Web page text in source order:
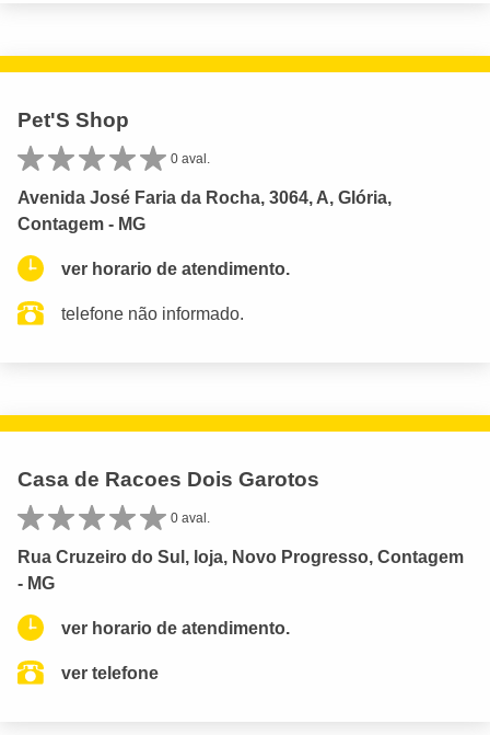
Pet'S Shop
0 aval.
Avenida José Faria da Rocha, 3064, A, Glória,
Contagem - MG
ver horario de atendimento.
telefone não informado.
Casa de Racoes Dois Garotos
0 aval.
Rua Cruzeiro do Sul, loja, Novo Progresso, Contagem
- MG
ver horario de atendimento.
ver telefone